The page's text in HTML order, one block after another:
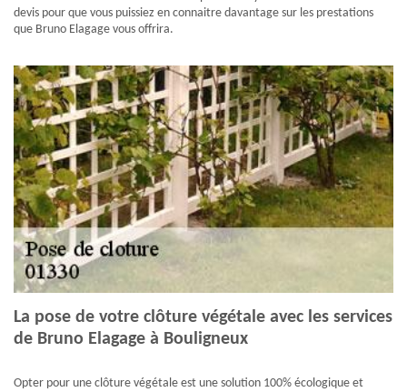
devis pour que vous puissiez en connaitre davantage sur les prestations
que Bruno Elagage vous offrira.
La pose de votre clôture végétale avec les services
de Bruno Elagage à Bouligneux
Opter pour une clôture végétale est une solution 100% écologique et